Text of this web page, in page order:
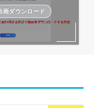
画ダウンロード